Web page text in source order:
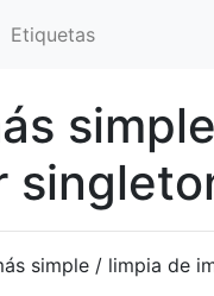
Etiquetas
simple / limpia de